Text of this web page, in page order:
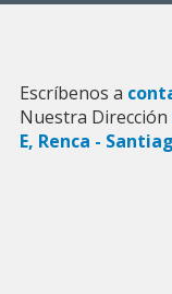
Escríbenos a
Nuestra Dirección
E, Renca -